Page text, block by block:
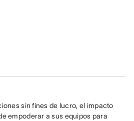
sin fines de lucro, el impacto
empoderar a sus equipos para